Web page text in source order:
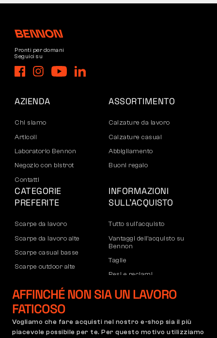
Pronti per domani
Seguici su
AZIENDA
Chi siamo
Articoli
Laboratorio Bennon
Negozio con bistrot
Contatti
ASSORTIMENTO
Calzature da lavoro
Calzature casual
Abbigliamento
Buoni regalo
CATEGORIE
PREFERITE
Scarpe da lavoro
Scarpe da lavoro alte
Scarpe casual basse
Scarpe outdoor alte
Felpe
INFORMAZIONI
SULL’ACQUISTO
Tutto sull’acquisto
Vantaggi dell’acquisto su
Bennon
Taglie
Resi e reclami
Trasporto e pagamento
Reclami e garanzia
AFFINCHÉ NON SIA UN LAVORO
FATICOSO
Vogliamo che fare acquisti nel nostro e-shop sia il più
piacevole possibile per te. Per questo motivo utilizziamo